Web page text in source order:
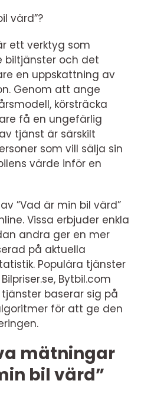
värd”?
ett verktyg som
biltjänster och det
en uppskattning av
Genom att ange
körsträcka
få en ungefärlig
tjänst är särskilt
som vill sälja sin
värde inför en
”Vad är min bil värd”
Vissa erbjuder enkla
andra ger en mer
på aktuella
Populära tjänster
Bytbil.com
baserar sig på
för att ge den
mätningar
bil värd”